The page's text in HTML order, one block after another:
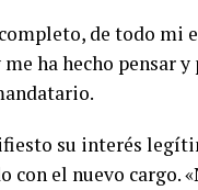
de todo mi
ha hecho pensar
su interés
el nuevo cargo.